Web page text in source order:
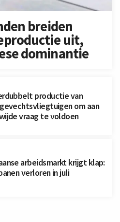
breiden
uit,
dominantie
productie van
om aan
vraag te voldoen
arbeidsmarkt krijgt klap:
verloren in juli